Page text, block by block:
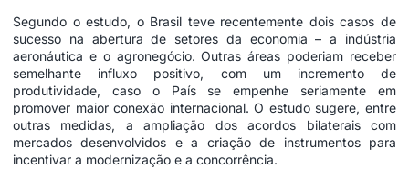
Segundo o estudo, o Brasil teve recentemente dois casos de
sucesso na abertura de setores da economia – a indústria
aeronáutica e o agronegócio. Outras áreas poderiam receber
semelhante influxo positivo, com um incremento de
produtividade, caso o País se empenhe seriamente em
promover maior conexão internacional. O estudo sugere, entre
outras medidas, a ampliação dos acordos bilaterais com
mercados desenvolvidos e a criação de instrumentos para
incentivar a modernização e a concorrência.